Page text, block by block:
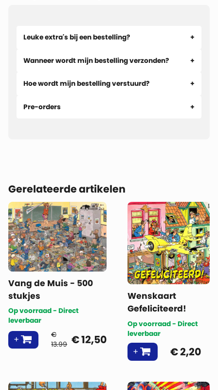
Leuke extra's bij een bestelling?
Wanneer wordt mijn bestelling verzonden?
Hoe wordt mijn bestelling verstuurd?
Pre-orders
Gerelateerde artikelen
Vang de Muis - 500
stukjes
Op voorraad - Direct
leverbaar
€
13.99 €12,50
Wenskaart
Gefeliciteerd!
Op voorraad - Direct
leverbaar
€2,20